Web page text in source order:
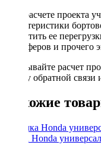
При расчете проекта
характеристики
допустить ее
сабвуферов и прочего
Заказывайте расчет
форму обратной
Похожие
Рамка Honda